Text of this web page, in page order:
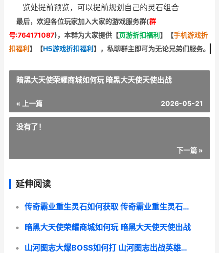
览处提前预览，可以提前规划自己的灵石组合
最后，欢迎各位玩家加入大家的游戏服务群(群
号:764171087)，本群为大家提供【页游折扣福利 】 【手机游戏折
扣福利 】 【H5游戏折扣福利 】 ，私聊群主即可为无论兄弟们服务。
暗黑大天使荣耀商城如何玩 暗黑大天使天使出战
« 上一篇 2026-05-21
没有了！
下一篇 »
延伸阅读
传奇霸业重生灵石如何获取 传奇霸业重生灵石怎么用
暗黑大天使荣耀商城如何玩 暗黑大天使天使出战
山河图志大爆BOSS如何打 山河图志出战英雄选择